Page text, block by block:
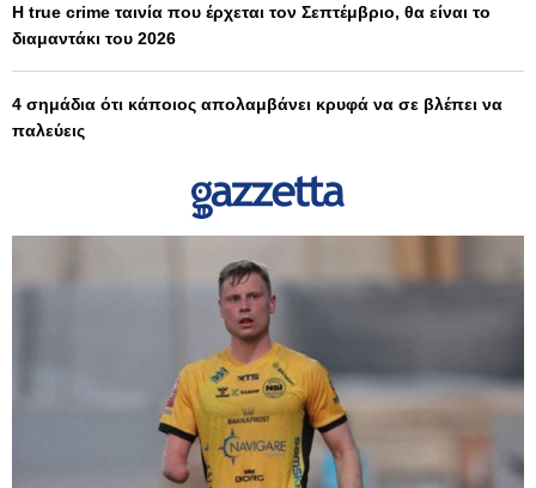
Η true crime ταινία που έρχεται τον Σεπτέμβριο, θα είναι το
διαμαντάκι του 2026
4 σημάδια ότι κάποιος απολαμβάνει κρυφά να σε βλέπει να
παλεύεις